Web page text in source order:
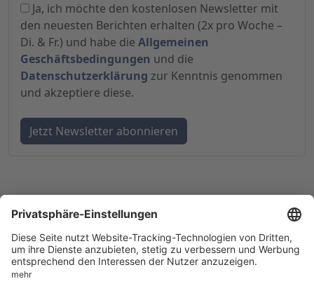
Ja, ich möchte den kostenlosen Newsletter mit
den neuesten Berichten erhalten (2x pro Woche –
Di. & Fr.) und habe die Allgemeinen
Geschäftsbedingungen und die
Datenschutzerklärung zur Kenntnis genommen
und akzeptiere diese.
© 1998-2026by GSC Research GmbH
Datenschutz